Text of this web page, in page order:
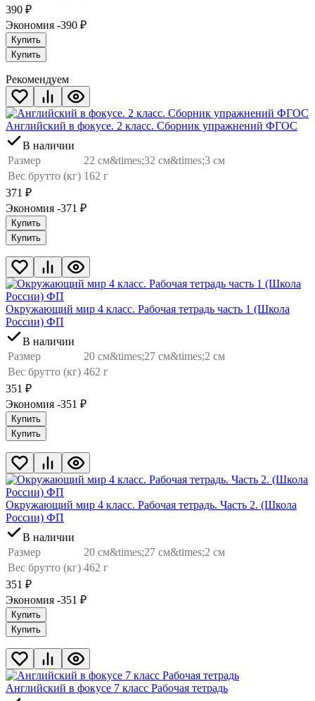
390 ₽
Экономия -390 ₽
Купить
Купить
Рекомендуем
Английский в фокусе. 2 класс. Сборник упражнений ФГОС
В наличии
Размер
22 см&times;32 см&times;3 см
Вес брутто (кг) 162 г
371 ₽
Экономия -371 ₽
Купить
Купить
Окружающий мир 4 класс. Рабочая тетрадь часть 1 (Школа
России) ФП
В наличии
Размер
20 см&times;27 см&times;2 см
Вес брутто (кг) 462 г
351 ₽
Экономия -351 ₽
Купить
Купить
Окружающий мир 4 класс. Рабочая тетрадь. Часть 2. (Школа
России) ФП
В наличии
Размер
20 см&times;27 см&times;2 см
Вес брутто (кг) 462 г
351 ₽
Экономия -351 ₽
Купить
Купить
Английский в фокусе 7 класс Рабочая тетрадь